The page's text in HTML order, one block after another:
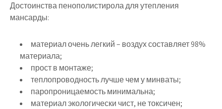
Достоинства пенополистирола для утепления
мансарды:
материал очень легкий – воздух составляет 98%
материала;
прост в монтаже;
теплопроводность лучше чем у минваты;
паропроницаемость минимальна;
материал экологически чист, не токсичен;